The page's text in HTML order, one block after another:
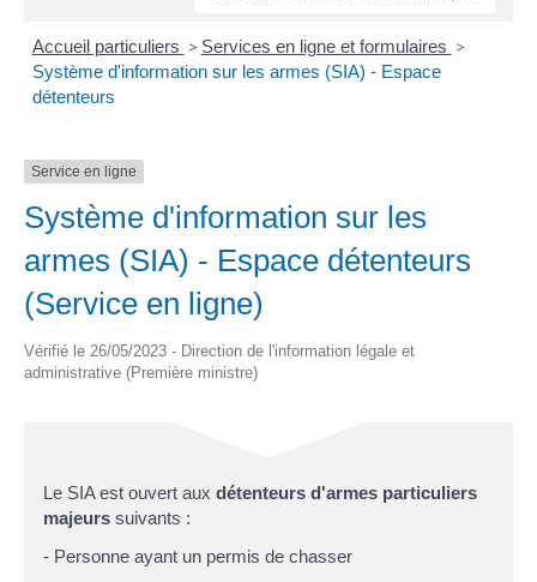
Accueil particuliers > Services en ligne et formulaires >
Système d'information sur les armes (SIA) - Espace
détenteurs
Service en ligne
Système d'information sur les
armes (SIA) - Espace détenteurs
(Service en ligne)
Vérifié le 26/05/2023 - Direction de l'information légale et
administrative (Première ministre)
Le SIA est ouvert aux détenteurs d'armes particuliers
majeurs suivants :
- Personne ayant un permis de chasser